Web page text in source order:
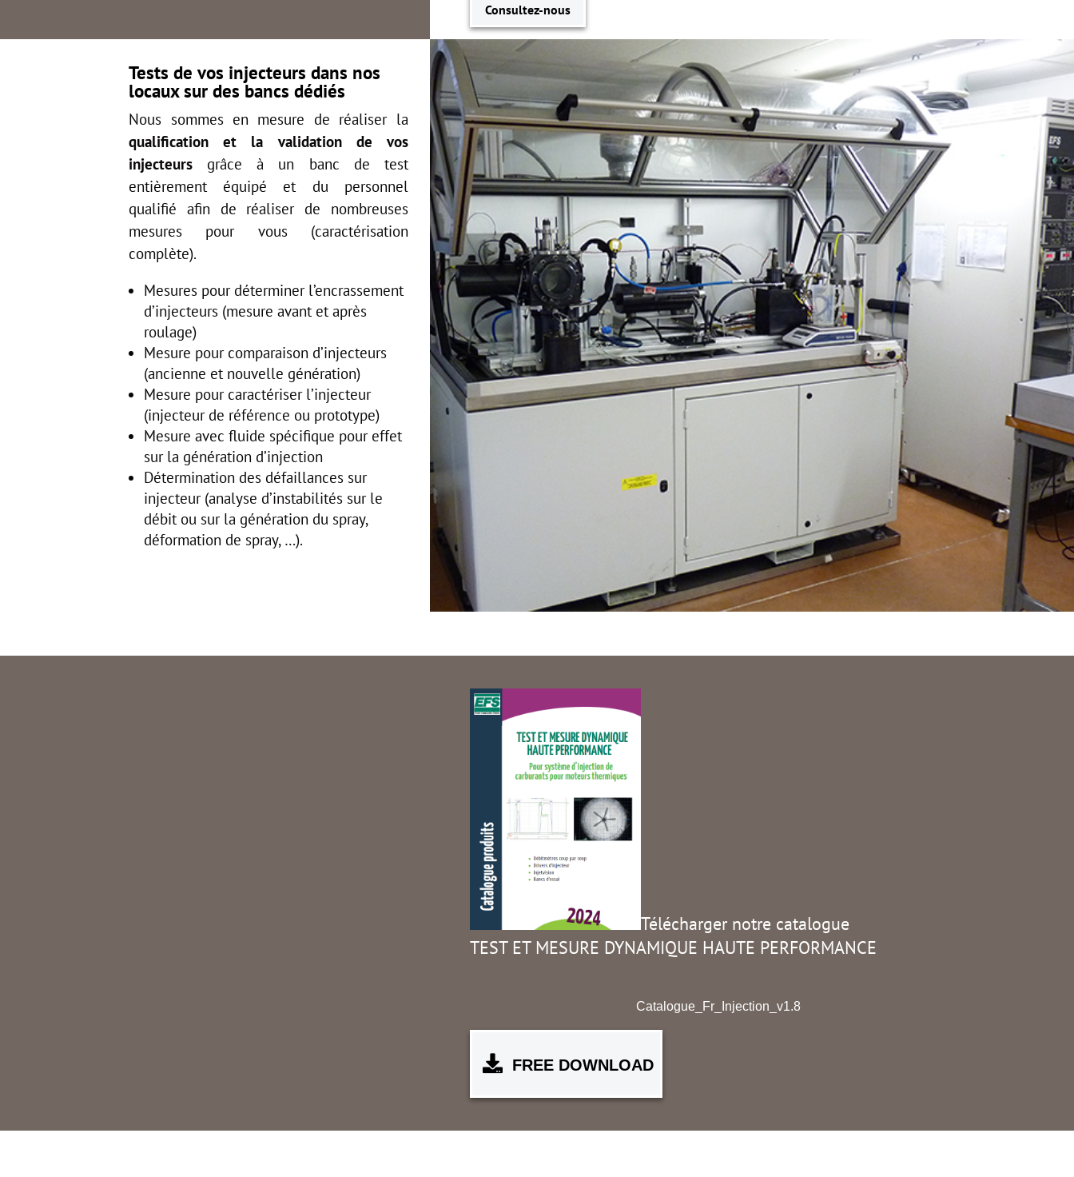
Consultez-nous
Tests de vos injecteurs dans nos
locaux sur des bancs dédiés
Nous sommes en mesure de réaliser la
qualification et la validation de vos
injecteurs grâce à un banc de test
entièrement équipé et du personnel
qualifié afin de réaliser de nombreuses
mesures pour vous (caractérisation
complète).
Mesures pour déterminer l’encrassement
d’injecteurs (mesure avant et après
roulage)
Mesure pour comparaison d’injecteurs
(ancienne et nouvelle génération)
Mesure pour caractériser l’injecteur
(injecteur de référence ou prototype)
Mesure avec fluide spécifique pour effet
sur la génération d’injection
Détermination des défaillances sur
injecteur (analyse d’instabilités sur le
débit ou sur la génération du spray,
déformation de spray, …).
Télécharger notre catalogue
TEST ET MESURE DYNAMIQUE HAUTE PERFORMANCE
Catalogue_Fr_Injection_v1.8
FREE DOWNLOAD